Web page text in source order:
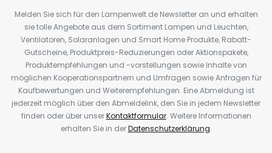
Melden Sie sich für den Lampenwelt.de Newsletter an und erhalten
sie tolle Angebote aus dem Sortiment Lampen und Leuchten,
Ventilatoren, Solaranlagen und Smart Home Produkte, Rabatt-
Gutscheine, Produktpreis-Reduzierungen oder Aktionspakete,
Produktempfehlungen und -vorstellungen sowie Inhalte von
möglichen Kooperationspartnern und Umfragen sowie Anfragen für
Kaufbewertungen und Weiterempfehlungen. Eine Abmeldung ist
jederzeit möglich über den Abmeldelink, den Sie in jedem Newsletter
finden oder über unserKontaktformular. Weitere Informationen
erhalten Sie in derDatenschutzerklärung.